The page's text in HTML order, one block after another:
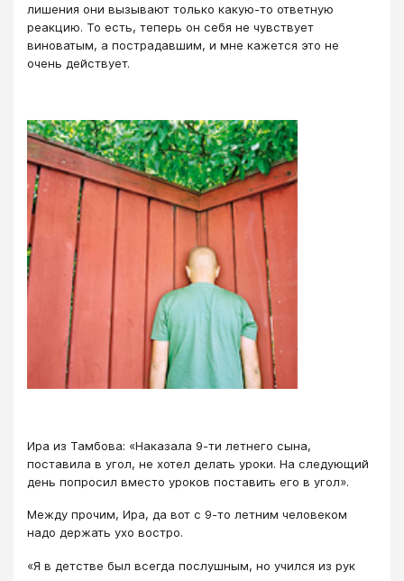
лишения они вызывают только какую-то ответную
реакцию. То есть, теперь он себя не чувствует
виноватым, а пострадавшим, и мне кажется это не
очень действует.
Ира из Тамбова: «Наказала 9-ти летнего сына,
поставила в угол, не хотел делать уроки. На следующий
день попросил вместо уроков поставить его в угол».
Между прочим, Ира, да вот с 9-то летним человеком
надо держать ухо востро.
«Я в детстве был всегда послушным, но учился из рук